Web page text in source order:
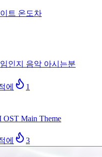
트 온도차
인지 음악 아시는분
에 1
OST Main Theme
에 3